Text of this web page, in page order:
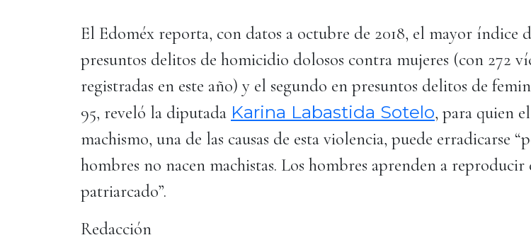
El Edoméx reporta, con datos a octubre de 2018, el mayor índice
presuntos delitos de homicidio dolosos contra mujeres (con 272
registradas en este año) y el segundo en presuntos delitos de
95, reveló la diputada Karina Labastida Sotelo, para quien el
machismo, una de las causas de esta violencia, puede erradicarse
hombres no nacen machistas. Los hombres aprenden a reproducir
patriarcado”.
Redacción